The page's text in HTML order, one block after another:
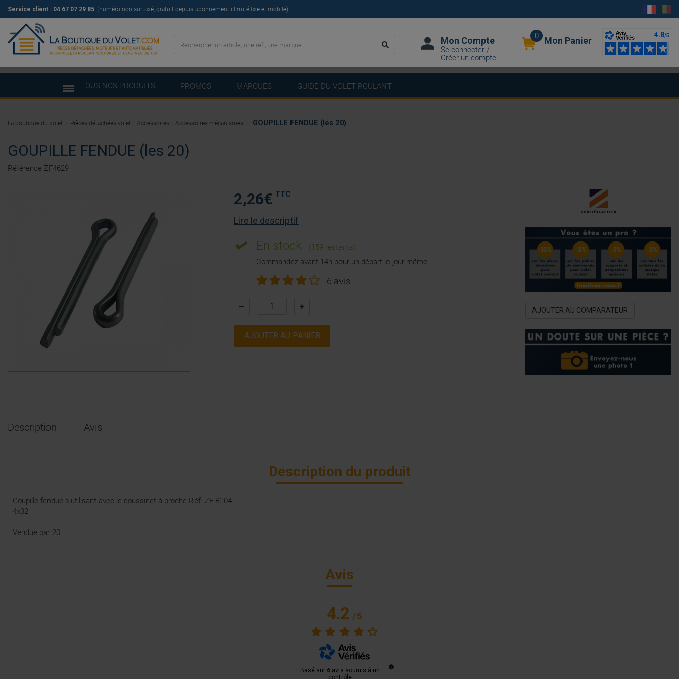
Service client : 04 67 07 29 85 (numéro non surtaxé, gratuit depuis abonnement illimité fixe et mobile)
Mon Compte
Se connecter /
Créer un compte
0 Mon Panier
TOUS NOS PRODUITS PROMOS MARQUES GUIDE DU VOLET ROULANT
GOUPILLE FENDUE (les 20)
Référence ZF4629
2,26€ TTC
Lire le descriptif
En stock
(159 restants)
Commandez avant 14h pour un départ le jour même
6 avis
AJOUTER AU PANIER
AJOUTER AU COMPARATEUR
Description Avis
Description du produit
Goupille fendue s'utilisant avec le coussinet à broche Réf. ZF B104
4x32
Vendue par 20
Avis
4.2/5
Basé sur 6 avis soumis à un
contrôle
La boutique du volet Pièces détachées volet Accessoires Accessoires mécanismes GOUPILLE FENDUE (les 20)